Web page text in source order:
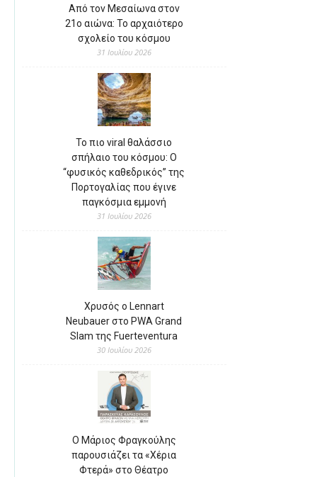
Από τον Μεσαίωνα στον
21ο αιώνα: Το αρχαιότερο
σχολείο του κόσμου
31 Ιουλίου 2026
Το πιο viral θαλάσσιο
σπήλαιο του κόσμου: Ο
“φυσικός καθεδρικός” της
Πορτογαλίας που έγινε
παγκόσμια εμμονή
31 Ιουλίου 2026
Χρυσός ο Lennart
Neubauer στο PWA Grand
Slam της Fuerteventura
30 Ιουλίου 2026
Ο Μάριος Φραγκούλης
παρουσιάζει τα «Χέρια
Φτερά» στο Θέατρο